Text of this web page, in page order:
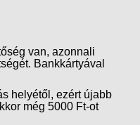
van, azonnali
Bankkártyával
helyétől, ezért újabb
még 5000 Ft-ot